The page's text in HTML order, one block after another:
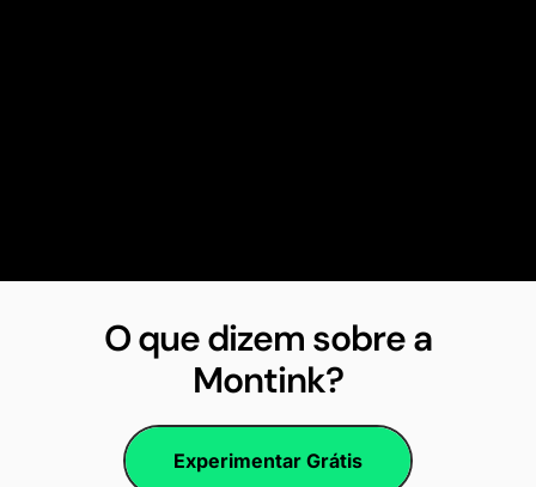
O que dizem sobre a
Montink?
Experimentar Grátis